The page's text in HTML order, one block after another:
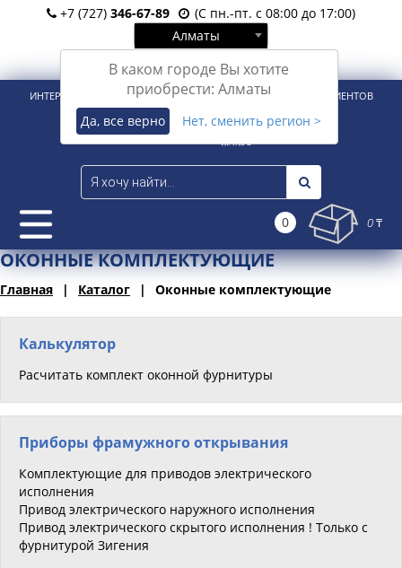
+7 (727) 346-67-89
(С пн.-пт. с 08:00 до 17:00)
Алматы
В каком городе Вы хотите
приобрести: Алматы
Да, все верно Нет, сменить регион >
Вход Регистрация
ИНТЕРНЕТ-МАГАЗИН ДЛЯ РОЗНИЧНЫХ И КОРПОРАТИВНЫХ КЛИЕНТОВ
0 0 ₸
ОКОННЫЕ КОМПЛЕКТУЮЩИЕ
Главная Каталог Оконные комплектующие
Калькулятор
Расчитать комплект оконной фурнитуры
Приборы фрамужного открывания
Комплектующие для приводов электрического
исполнения
Привод электрического наружного исполнения
Привод электрического скрытого исполнения ! Только с
фурнитурой Зигения